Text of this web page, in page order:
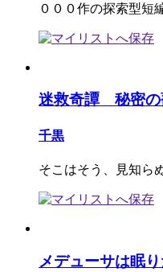
０００作の探索型短
迷救奇譚 秘密の
千黒
そこはそう、見知
メデューサは眠